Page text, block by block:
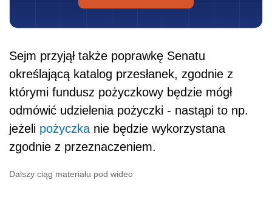
Sejm przyjął także poprawkę Senatu
określającą katalog przesłanek, zgodnie z
którymi fundusz pożyczkowy będzie mógł
odmówić udzielenia pożyczki - nastąpi to np.
jeżeli pożyczka nie będzie wykorzystana
zgodnie z przeznaczeniem.
Dalszy ciąg materiału pod wideo